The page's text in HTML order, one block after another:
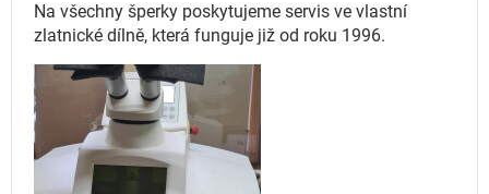
Na všechny šperky poskytujeme servis ve vlastní
zlatnické dílně, která funguje již od roku 1996.